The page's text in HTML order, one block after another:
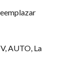
AUTO, La